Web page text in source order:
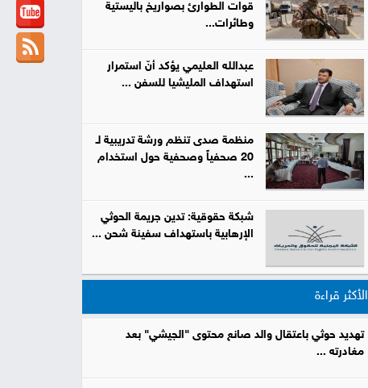
كتابات
فيديوهات
قوات الطوارئ بصواريخ باليستية
وطائرات...
عبدالله العليمي يؤكد أنّ استمرار
استهداف المليشيا للسفن ...
منظمة صدى تنظم ورشة تدريبية لـ
20 صحفياً وصحفية حول استخدام
...
شبكة حقوقية: تدين جريمة الحوثي
الإرهابية باستهداف سفينة شحن ...
الأكثر قراءة
تهديد حوثي باعتقال والد صانع محتوى "الجيشي" بعد
مغادرته ...